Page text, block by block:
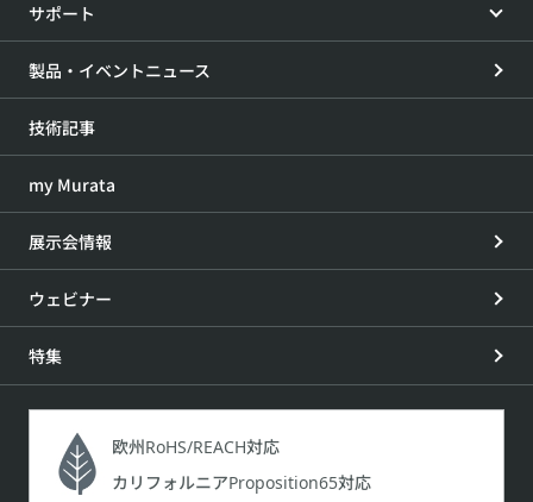
サポート
製品・イベントニュース
技術記事
my Murata
展示会情報
ウェビナー
特集
欧州RoHS/REACH対応
カリフォルニアProposition65対応